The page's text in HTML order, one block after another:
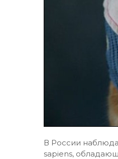
В России
sapiens,